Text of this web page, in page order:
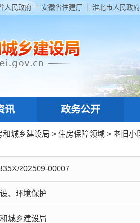
人民政府 安徽省住建厅 淮北市人民政府
讯 政务公开
和城乡建设局 > 住房保障领域 > 老旧小
202509-00007
、环境保护
城乡建设局